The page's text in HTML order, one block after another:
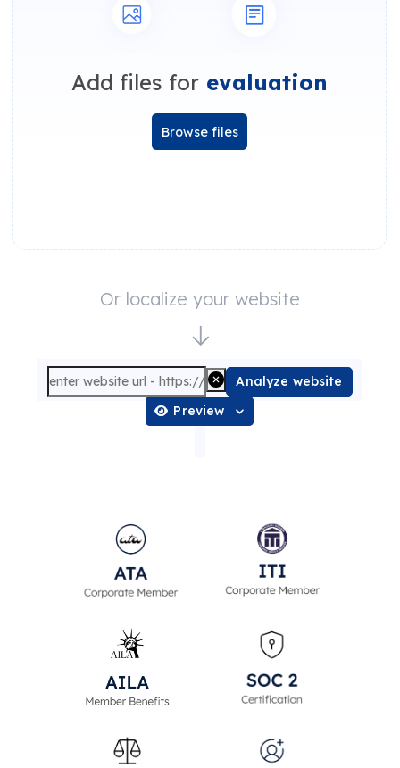
Add files for evaluation
Browse files
Or localize your website
Analyze website
Preview